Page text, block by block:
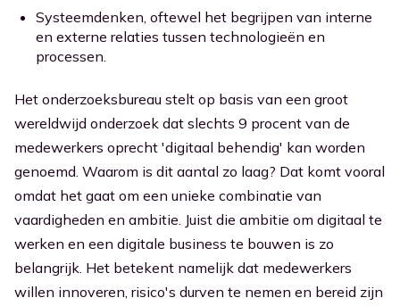
Systeemdenken, oftewel het begrijpen van interne
en externe relaties tussen technologieën en
processen.
Het onderzoeksbureau stelt op basis van een groot
wereldwijd onderzoek dat slechts 9 procent van de
medewerkers oprecht 'digitaal behendig' kan worden
genoemd. Waarom is dit aantal zo laag? Dat komt vooral
omdat het gaat om een unieke combinatie van
vaardigheden en ambitie. Juist die ambitie om digitaal te
werken en een digitale business te bouwen is zo
belangrijk. Het betekent namelijk dat medewerkers
willen innoveren, risico's durven te nemen en bereid zijn